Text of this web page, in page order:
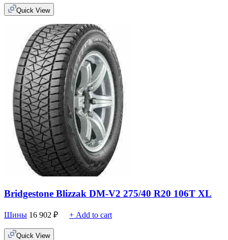
Quick View
Bridgestone Blizzak DM-V2 275/40 R20 106T XL
Шины 16 902 ₽ + Add to cart
Quick View